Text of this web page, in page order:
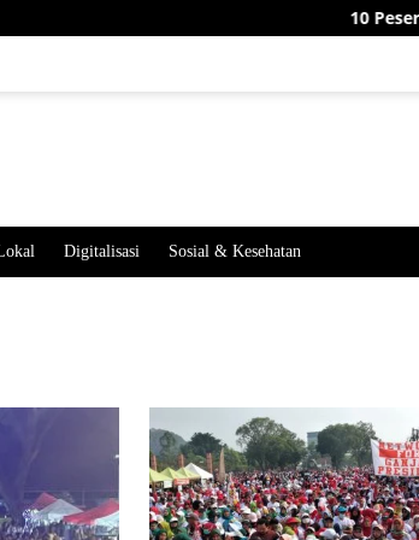
10 Peserta
Digitalisasi Sosial & Kesehatan